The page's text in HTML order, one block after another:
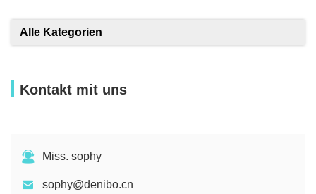
Alle Kategorien
Kontakt mit uns
Miss. sophy
sophy@denibo.cn